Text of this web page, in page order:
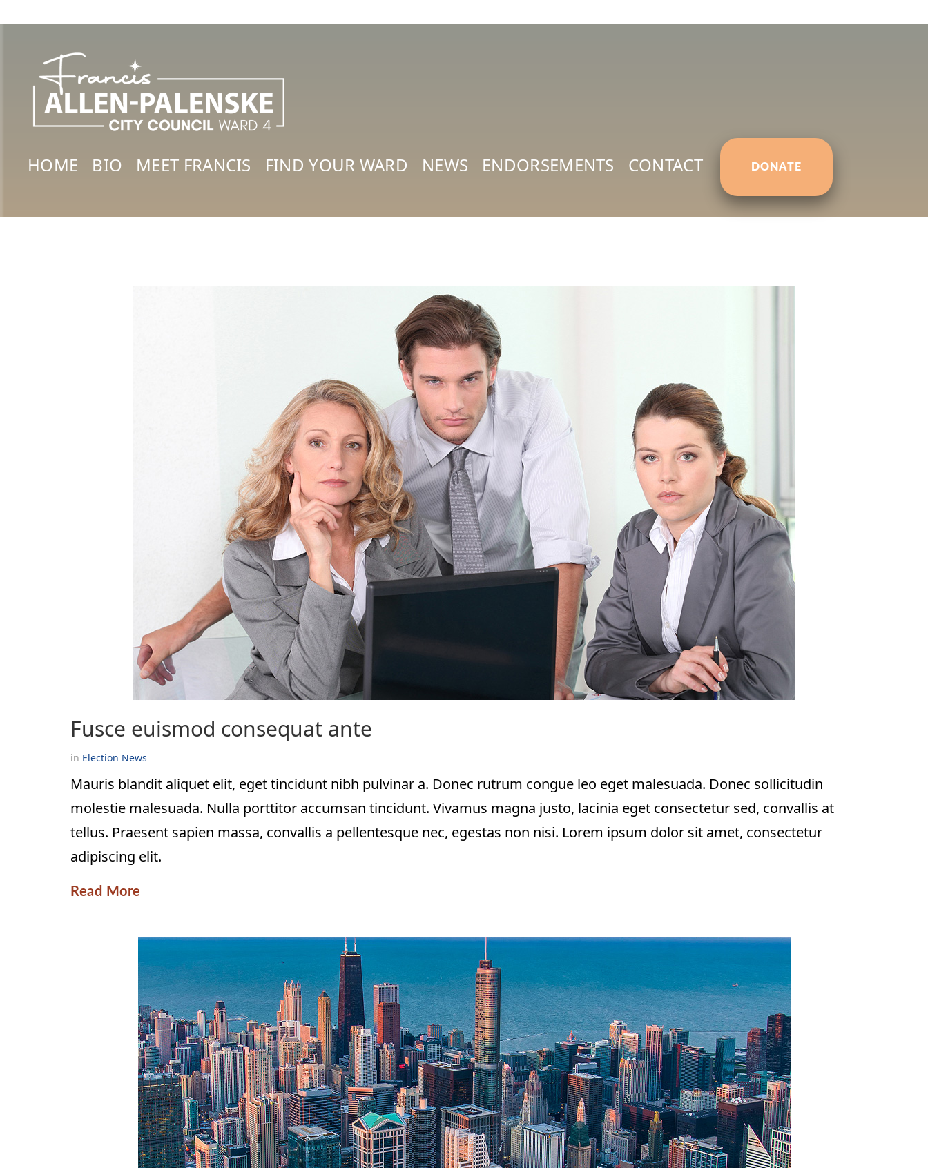
HOME BIO MEET FRANCIS FIND YOUR WARD NEWS ENDORSEMENTS CONTACT DONATE
Fusce euismod consequat ante
in Election News
Mauris blandit aliquet elit, eget tincidunt nibh pulvinar a. Donec rutrum congue leo eget malesuada. Donec sollicitudin
molestie malesuada. Nulla porttitor accumsan tincidunt. Vivamus magna justo, lacinia eget consectetur sed, convallis at
tellus. Praesent sapien massa, convallis a pellentesque nec, egestas non nisi. Lorem ipsum dolor sit amet, consectetur
adipiscing elit.
Read More